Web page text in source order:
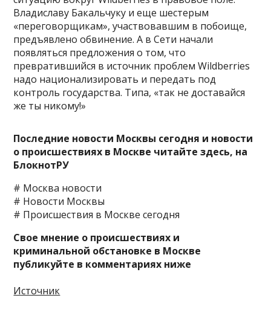
Владиславу Бакальчуку и еще шестерым
«переговорщикам», участвовавшим в побоище,
предъявлено обвинение. А в Сети начали
появляться предложения о том, что
превратившийся в источник проблем Wildberries
надо национализировать и передать под
контроль государства. Типа, «так не доставайся
же ты никому!»
Последние новости Москвы сегодня и новости
о происшествиях в Москве читайте здесь, на
БлокнотРУ
# Москва новости
# Новости Москвы
# Происшествия в Москве сегодня
Свое мнение о происшествиях и
криминальной обстановке в Москве
публикуйте в комментариях ниже
Источник